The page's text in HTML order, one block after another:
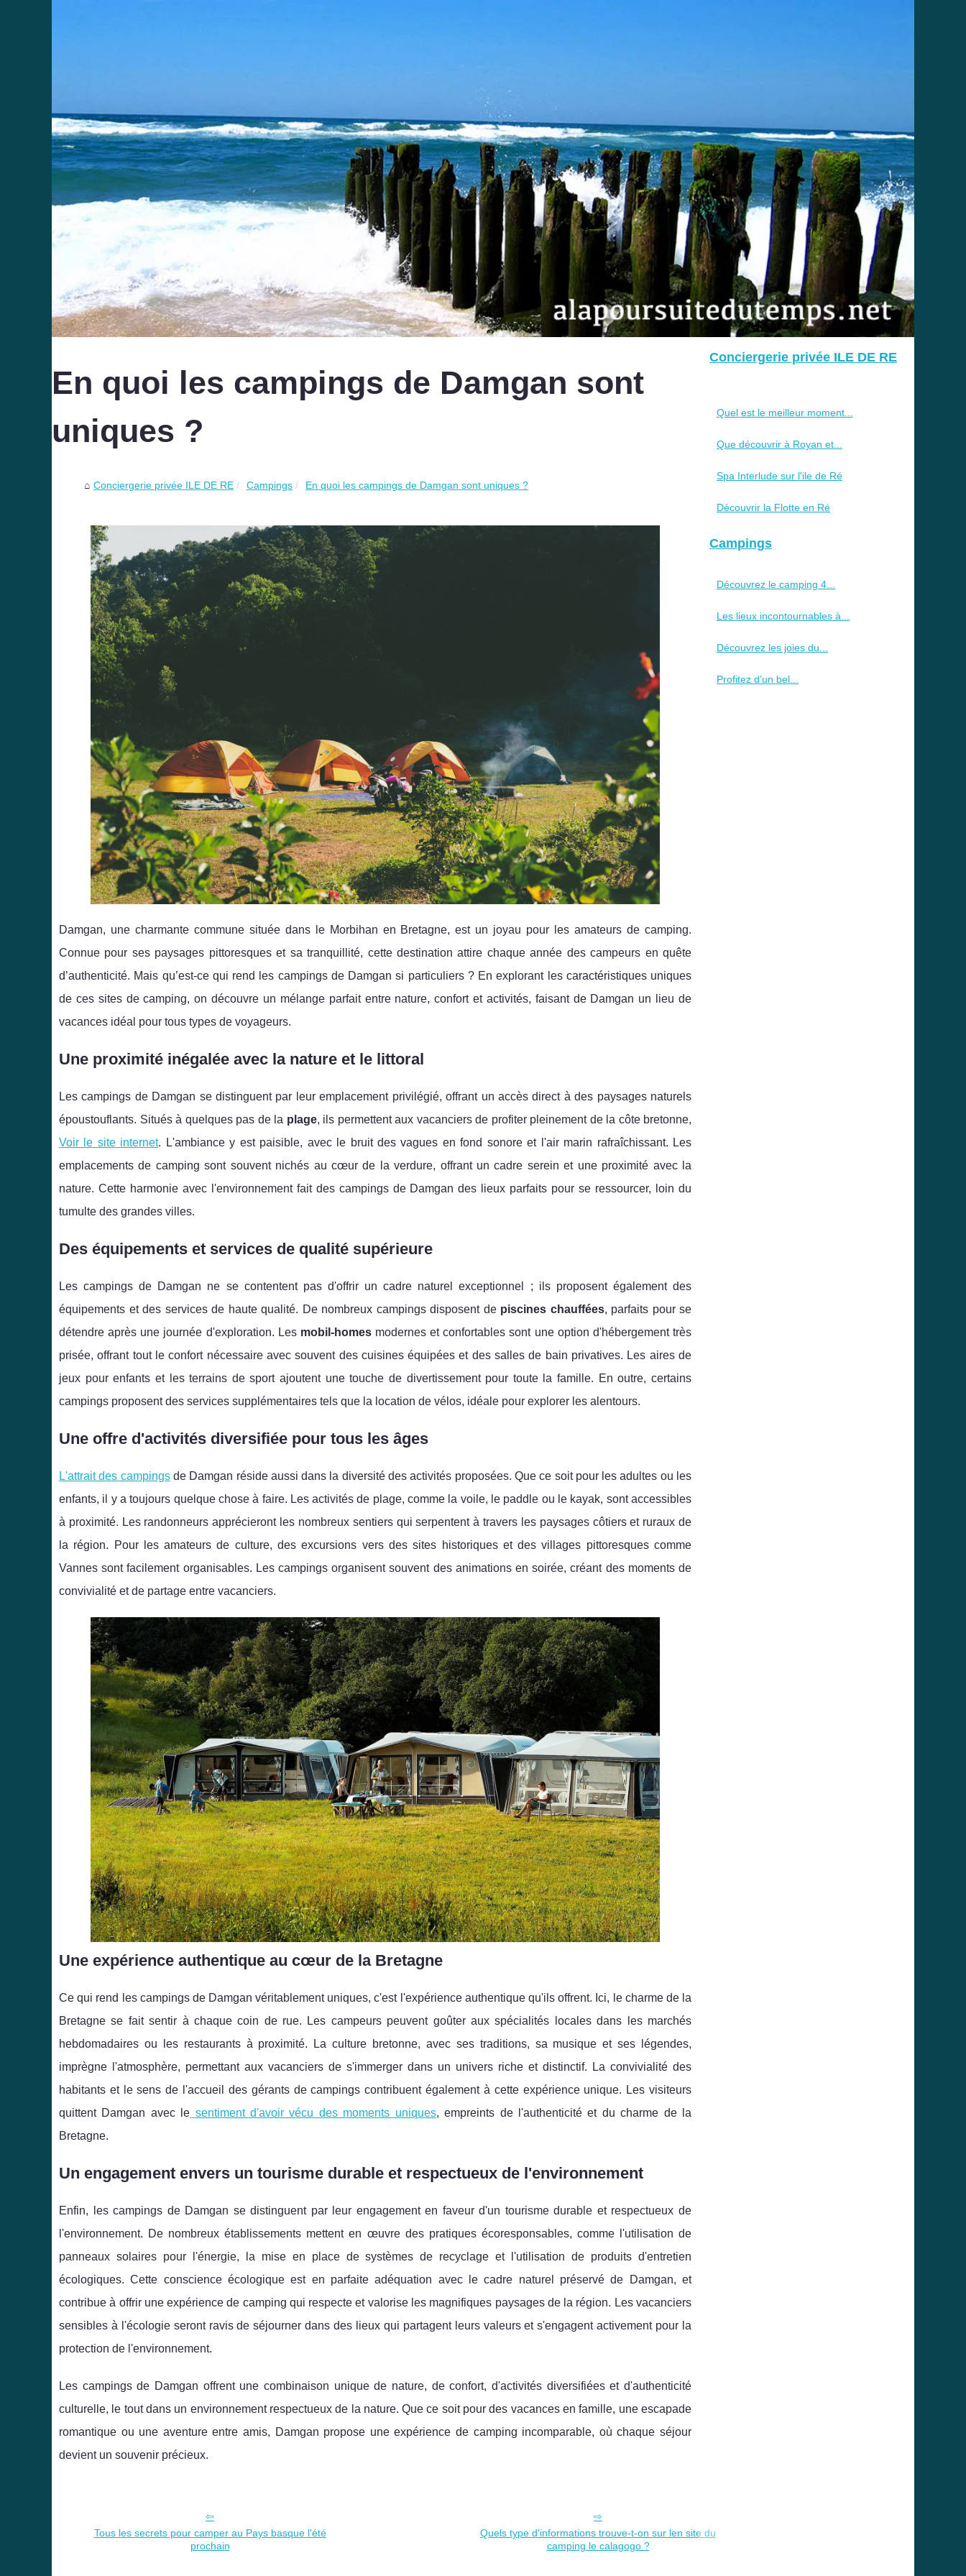
En quoi les campings de Damgan sont
uniques ?
Conciergerie privée ILE DE RE Campings En quoi les campings de Damgan sont uniques ?
Damgan, une charmante commune située dans le Morbihan en Bretagne, est un joyau pour les amateurs de camping.
Connue pour ses paysages pittoresques et sa tranquillité, cette destination attire chaque année des campeurs en quête
d’authenticité. Mais qu’est-ce qui rend les campings de Damgan si particuliers ? En explorant les caractéristiques uniques
de ces sites de camping, on découvre un mélange parfait entre nature, confort et activités, faisant de Damgan un lieu de
vacances idéal pour tous types de voyageurs.
Une proximité inégalée avec la nature et le littoral
Les campings de Damgan se distinguent par leur emplacement privilégié, offrant un accès direct à des paysages naturels
époustouflants. Situés à quelques pas de la plage, ils permettent aux vacanciers de profiter pleinement de la côte bretonne,
Voir le site internet. L'ambiance y est paisible, avec le bruit des vagues en fond sonore et l'air marin rafraîchissant. Les
emplacements de camping sont souvent nichés au cœur de la verdure, offrant un cadre serein et une proximité avec la
nature. Cette harmonie avec l'environnement fait des campings de Damgan des lieux parfaits pour se ressourcer, loin du
tumulte des grandes villes.
Des équipements et services de qualité supérieure
Les campings de Damgan ne se contentent pas d'offrir un cadre naturel exceptionnel ; ils proposent également des
équipements et des services de haute qualité. De nombreux campings disposent de piscines chauffées, parfaits pour se
détendre après une journée d'exploration. Les mobil-homesmodernes et confortables sont une option d'hébergement très
prisée, offrant tout le confort nécessaire avec souvent des cuisines équipées et des salles de bain privatives. Les aires de
jeux pour enfants et les terrains de sport ajoutent une touche de divertissement pour toute la famille. En outre, certains
campings proposent des services supplémentaires tels que la location de vélos, idéale pour explorer les alentours.
Une offre d'activités diversifiée pour tous les âges
L'attrait des campingsde Damgan réside aussi dans la diversité des activités proposées. Que ce soit pour les adultes ou les
enfants, il y a toujours quelque chose à faire. Les activités de plage, comme la voile, le paddle ou le kayak, sont accessibles
à proximité. Les randonneurs apprécieront les nombreux sentiers qui serpentent à travers les paysages côtiers et ruraux de
la région. Pour les amateurs de culture, des excursions vers des sites historiques et des villages pittoresques comme
Vannes sont facilement organisables. Les campings organisent souvent des animations en soirée, créant des moments de
convivialité et de partage entre vacanciers.
Une expérience authentique au cœur de la Bretagne
Ce qui rend les campings de Damgan véritablement uniques, c'est l'expérience authentique qu'ils offrent. Ici, le charme de la
Bretagne se fait sentir à chaque coin de rue. Les campeurs peuvent goûter aux spécialités locales dans les marchés
hebdomadaires ou les restaurants à proximité. La culture bretonne, avec ses traditions, sa musique et ses légendes,
imprègne l'atmosphère, permettant aux vacanciers de s'immerger dans un univers riche et distinctif. La convivialité des
habitants et le sens de l'accueil des gérants de campings contribuent également à cette expérience unique. Les visiteurs
quittent Damgan avec le sentiment d'avoir vécu des moments uniques, empreints de l'authenticité et du charme de la
Bretagne.
Un engagement envers un tourisme durable et respectueux de l'environnement
Enfin, les campings de Damgan se distinguent par leur engagement en faveur d'un tourisme durable et respectueux de
l'environnement. De nombreux établissements mettent en œuvre des pratiques écoresponsables, comme l'utilisation de
panneaux solaires pour l'énergie, la mise en place de systèmes de recyclage et l'utilisation de produits d'entretien
écologiques. Cette conscience écologique est en parfaite adéquation avec le cadre naturel préservé de Damgan, et
contribue à offrir une expérience de camping qui respecte et valorise les magnifiques paysages de la région. Les vacanciers
sensibles à l'écologie seront ravis de séjourner dans des lieux qui partagent leurs valeurs et s'engagent activement pour la
protection de l'environnement.
Les campings de Damgan offrent une combinaison unique de nature, de confort, d'activités diversifiées et d'authenticité
culturelle, le tout dans un environnement respectueux de la nature. Que ce soit pour des vacances en famille, une escapade
romantique ou une aventure entre amis, Damgan propose une expérience de camping incomparable, où chaque séjour
devient un souvenir précieux.
Tous les secrets pour camper au Pays basque l'été
prochain
Quels type d'informations trouve-t-on sur len site du
camping le calagogo ?
Conciergerie privée ILE DE RE
Quel est le meilleur moment...
Que découvrir à Royan et...
Spa Interlude sur l'ile de Ré
Découvrir la Flotte en Ré
Campings
Découvrez le camping 4...
Les lieux incontournables à...
Découvrez les joies du...
Profitez d’un bel...